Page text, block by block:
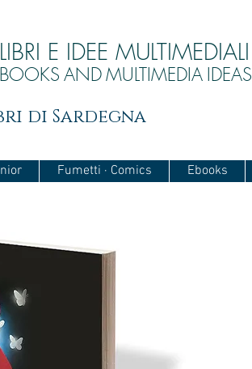
LIBRI E IDEE MULTIMEDIALI
BOOKS ANDMULTIMEDIA IDEAS
di Sardegna
Fumetti · Comics Ebooks